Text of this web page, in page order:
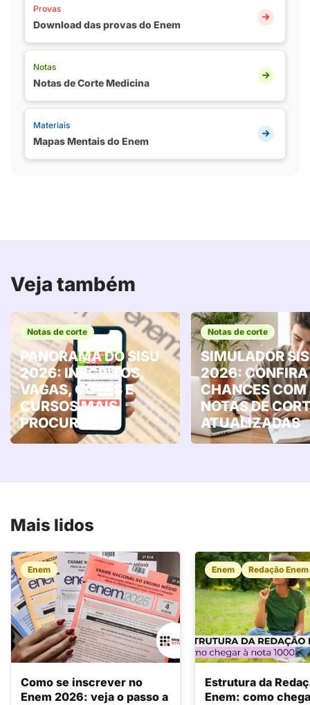
Provas
Download das provas do Enem
Notas
Notas de Corte Medicina
Materiais
Mapas Mentais do Enem
Veja também
Notas de corte
PANORAMA DO SISU
2026: INSCRITOS,
VAGAS, COTAS E
CURSOS MAIS
PROCURADOS
Notas de corte
SIMULADOR
2026: CONFIRA
CHANCES COM
NOTAS DE
ATUALIZADAS
Mais lidos
Enem
Como se inscrever no
Enem 2026: veja o passo a
Enem Redação Enem
Estrutura da
Enem: como